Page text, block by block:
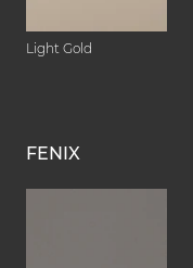
Light Gold
FENIX